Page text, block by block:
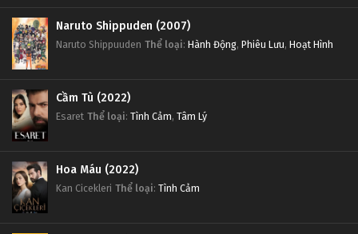
Naruto Shippuden (2007)
Naruto Shippuuden Thể loại: Hành Động, Phiêu Lưu, Hoạt Hình
Cầm Tù (2022)
Esaret Thể loại: Tình Cảm, Tâm Lý
Hoa Máu (2022)
Kan Cicekleri Thể loại: Tình Cảm